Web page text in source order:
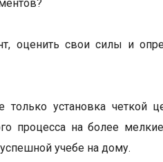
оценить свои силы и
установка четкой
процесса на более
успешной учебе на дому.